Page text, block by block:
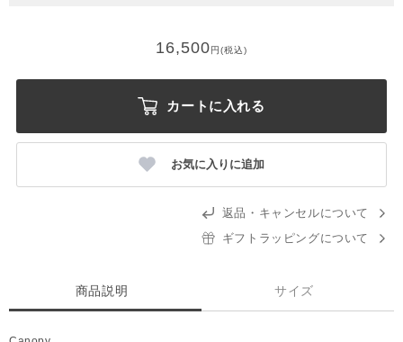
16,500円(税込)
カートに入れる
お気に入りに追加
返品・キャンセルについて
ギフトラッピングについて
商品説明 サイズ